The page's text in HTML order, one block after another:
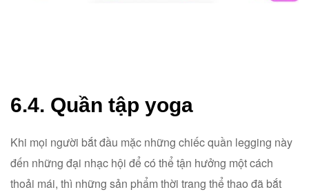
6.4. Quần tập yoga
Khi mọi người bắt đầu mặc những chiếc quần legging này
đến những đại nhạc hội để có thể tận hưởng một cách
thoải mái, thì những sản phẩm thời trang thể thao đã bắt